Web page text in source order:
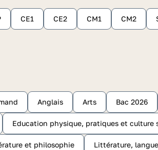
CE1 CE2 CM1 CM2
Anglais Arts Bac 2026
Education physique, pratiques et culture
et philosophie Littérature,